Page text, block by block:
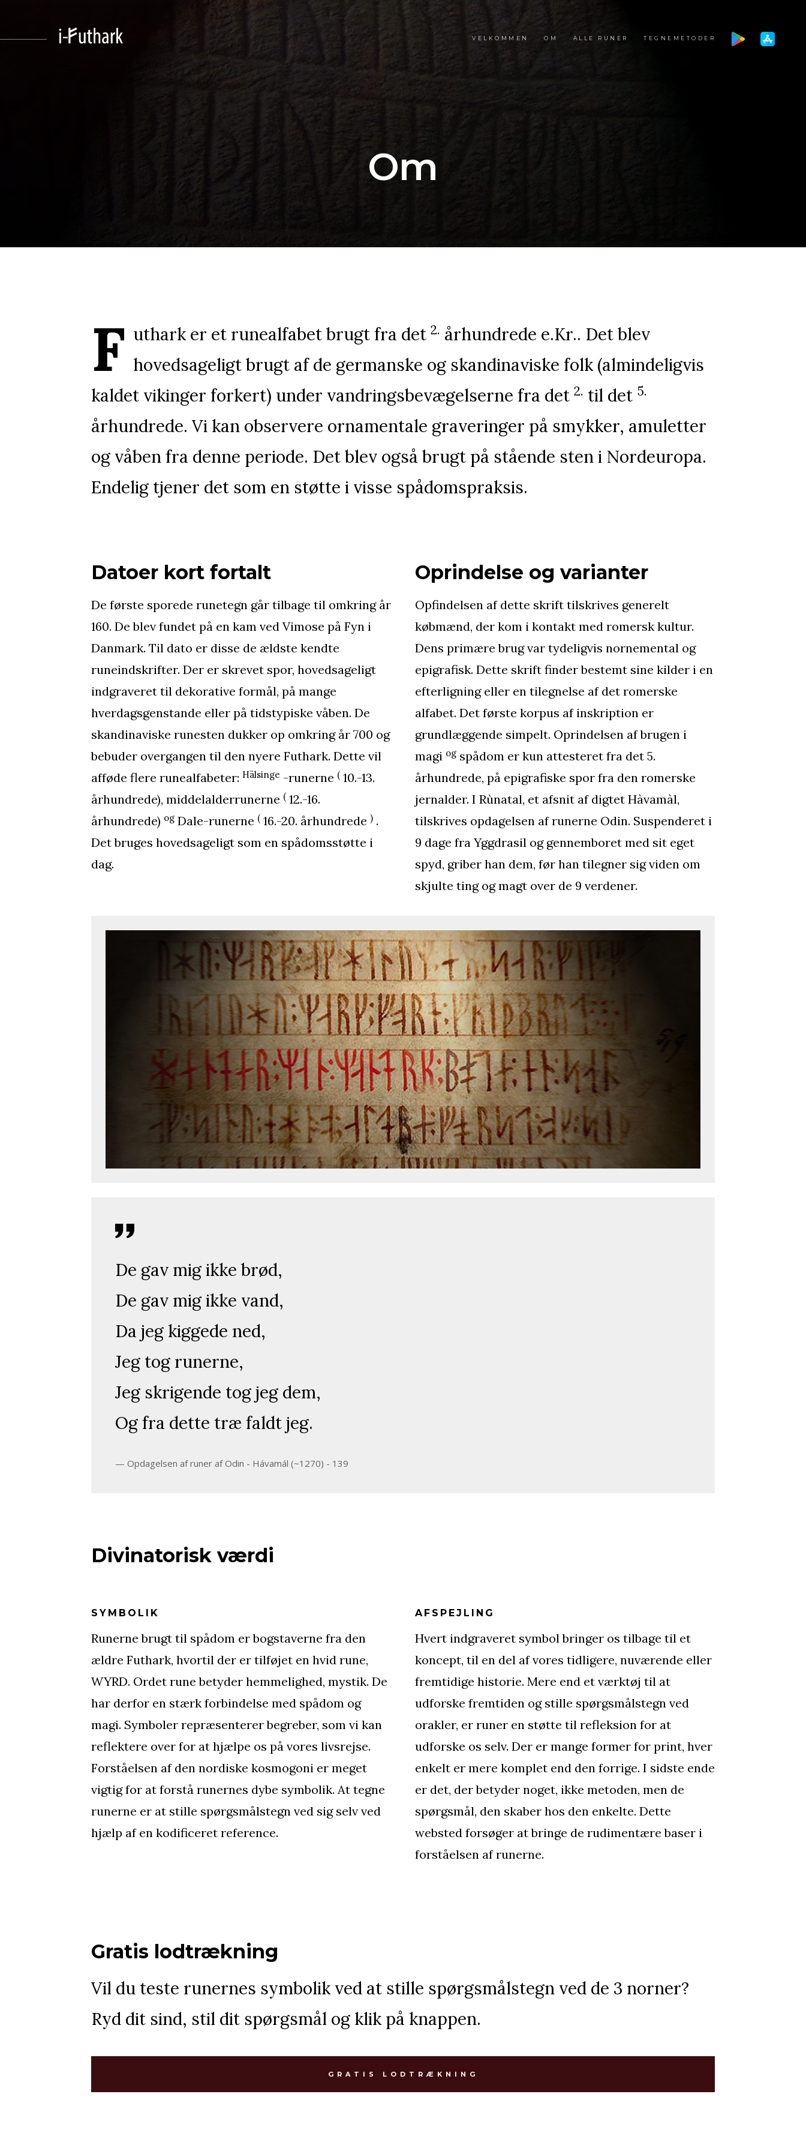
VELKOMMEN OM ALLE RUNER TEGNEMETODER
Om
F uthark er et runealfabet brugt fra det 2. århundrede e.Kr.. Det blev
hovedsageligt brugt af de germanske og skandinaviske folk (almindeligvis
kaldet vikinger forkert) under vandringsbevægelserne fra det 2. til det 5.
århundrede. Vi kan observere ornamentale graveringer på smykker, amuletter
og våben fra denne periode. Det blev også brugt på stående sten i Nordeuropa.
Endelig tjener det som en støtte i visse spådomspraksis.
Datoer kort fortalt
De første sporede runetegn går tilbage til omkring år
160. De blev fundet på en kam ved Vimose på Fyn i
Danmark. Til dato er disse de ældste kendte
runeindskrifter. Der er skrevet spor, hovedsageligt
indgraveret til dekorative formål, på mange
hverdagsgenstande eller på tidstypiske våben. De
skandinaviske runesten dukker op omkring år 700 og
bebuder overgangen til den nyere Futhark. Dette vil
afføde flere runealfabeter: Hälsinge -runerne ( 10.-13.
århundrede), middelalderrunerne ( 12.-16.
århundrede) og Dale-runerne ( 16.-20. århundrede ) .
Det bruges hovedsageligt som en spådomsstøtte i
dag.
Oprindelse og varianter
Opfindelsen af dette skrift tilskrives generelt
købmænd, der kom i kontakt med romersk kultur.
Dens primære brug var tydeligvis nornemental og
epigrafisk. Dette skrift finder bestemt sine kilder i en
efterligning eller en tilegnelse af det romerske
alfabet. Det første korpus af inskription er
grundlæggende simpelt. Oprindelsen af brugen i
magi og spådom er kun attesteret fra det 5.
århundrede, på epigrafiske spor fra den romerske
jernalder. I Rùnatal, et afsnit af digtet Hàvamàl,
tilskrives opdagelsen af runerne Odin. Suspenderet i
9 dage fra Yggdrasil og gennemboret med sit eget
spyd, griber han dem, før han tilegner sig viden om
skjulte ting og magt over de 9 verdener.
De gav mig ikke brød,
De gav mig ikke vand,
Da jeg kiggede ned,
Jeg tog runerne,
Jeg skrigende tog jeg dem,
Og fra dette træ faldt jeg.
Opdagelsen af runer af Odin - Hávamál (~1270) - 139
Divinatorisk værdi
SYMBOLIK
Runerne brugt til spådom er bogstaverne fra den
ældre Futhark, hvortil der er tilføjet en hvid rune,
WYRD. Ordet rune betyder hemmelighed, mystik. De
har derfor en stærk forbindelse med spådom og
magi. Symboler repræsenterer begreber, som vi kan
reflektere over for at hjælpe os på vores livsrejse.
Forståelsen af den nordiske kosmogoni er meget
vigtig for at forstå runernes dybe symbolik. At tegne
runerne er at stille spørgsmålstegn ved sig selv ved
hjælp af en kodificeret reference.
AFSPEJLING
Hvert indgraveret symbol bringer os tilbage til et
koncept, til en del af vores tidligere, nuværende eller
fremtidige historie. Mere end et værktøj til at
udforske fremtiden og stille spørgsmålstegn ved
orakler, er runer en støtte til refleksion for at
udforske os selv. Der er mange former for print, hver
enkelt er mere komplet end den forrige. I sidste ende
er det, der betyder noget, ikke metoden, men de
spørgsmål, den skaber hos den enkelte. Dette
websted forsøger at bringe de rudimentære baser i
forståelsen af runerne.
Gratis lodtrækning
Vil du teste runernes symbolik ved at stille spørgsmålstegn ved de 3 norner?
Ryd dit sind, stil dit spørgsmål og klik på knappen.
GRATIS LODTRÆKNING